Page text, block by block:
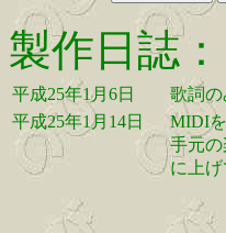
製作日誌：
平成25年1月6日
歌詞の
平成25年1月14日
MIDIを
手元の
に上げ